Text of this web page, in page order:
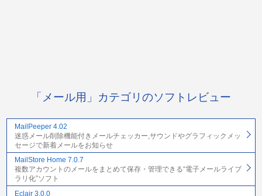
「メール用」カテゴリのソフトレビュー
MailPeeper 4.02
迷惑メール削除機能付きメールチェッカー,サウンドやグラフィックメッ
セージで新着メールをお知らせ
MailStore Home 7.0.7
複数アカウントのメールをまとめて保存・管理できる“電子メールライブ
ラリ化”ソフト
Eclair 3.0.0